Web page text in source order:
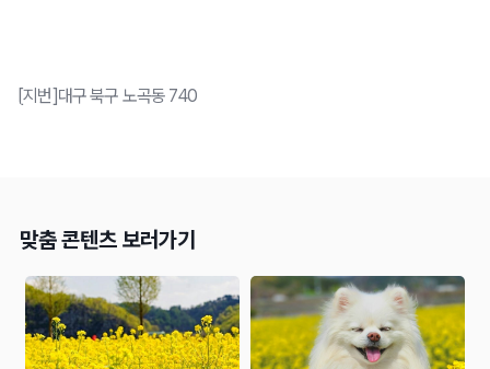
[지번]대구 북구 노곡동 740
맞춤 콘텐츠 보러가기